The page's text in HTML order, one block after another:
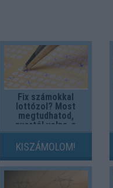
Fix számokkal
lottózol? Most
megtudhatod,
nyertél volna-e
valaha!
KISZÁMOLOM!